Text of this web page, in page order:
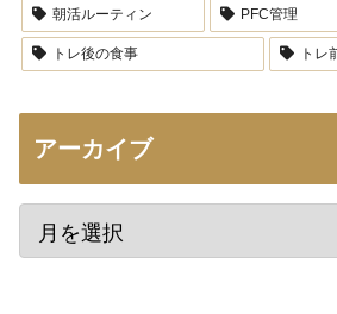
朝活ルーティン PFC管理
トレ後の食事 トレ
アーカイブ